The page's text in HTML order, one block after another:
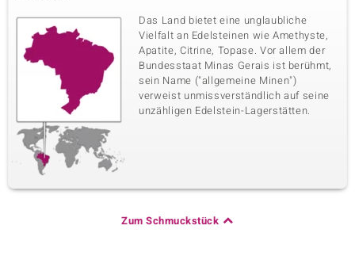
Das Land bietet eine unglaubliche
Vielfalt an Edelsteinen wie Amethyste,
Apatite, Citrine, Topase. Vor allem der
Bundesstaat Minas Gerais ist berühmt,
sein Name ("allgemeine Minen")
verweist unmissverständlich auf seine
unzähligen Edelstein-Lagerstätten.
Zum Schmuckstück